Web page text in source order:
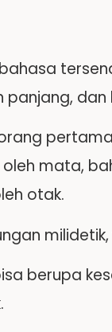
panjang,
mata,
otak.
berupa